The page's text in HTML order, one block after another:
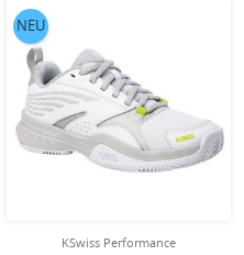
KSwiss Performance
NEU